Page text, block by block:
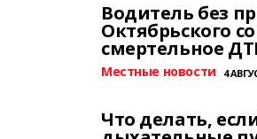
Водитель без
Октябрьского
смертельное
Местные новости 4
Что делать,